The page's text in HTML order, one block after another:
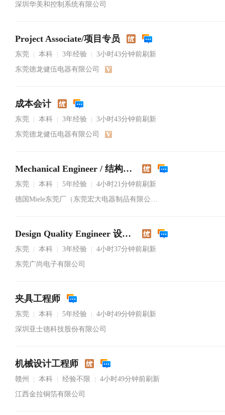
深圳华美和控制系统有限公司
Project Associate/项目专员
东莞 本科 3年经验
3小时43分钟前刷新
东莞德龙健伍电器有限公司
成本会计
东莞 本科 3年经验
3小时43分钟前刷新
东莞德龙健伍电器有限公司
Mechanical Engineer / 结构工程师
东莞 本科 5年经验
4小时21分钟前刷新
德国Miele东莞厂（东莞宏大电器制品有限公司）
Design Quality Engineer 设计品质工程师
东莞 本科 3年经验
4小时37分钟前刷新
东莞广尚电子有限公司
夹具工程师
东莞 本科 5年经验
4小时49分钟前刷新
深圳亚士德科技股份有限公司
机械设计工程师
赣州 本科 经验不限
4小时49分钟前刷新
江西金拉铜箔有限公司